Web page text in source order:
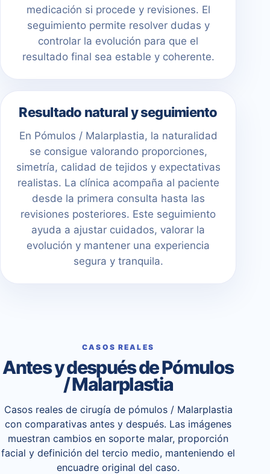
medicación si procede y revisiones. El
seguimiento permite resolver dudas y
controlar la evolución para que el
resultado final sea estable y coherente.
Resultado natural y seguimiento
En Pómulos / Malarplastia, la naturalidad
se consigue valorando proporciones,
simetría, calidad de tejidos y expectativas
realistas. La clínica acompaña al paciente
desde la primera consulta hasta las
revisiones posteriores. Este seguimiento
ayuda a ajustar cuidados, valorar la
evolución y mantener una experiencia
segura y tranquila.
CASOS REALES
Antes y después de Pómulos
/ Malarplastia
Casos reales de cirugía de pómulos / Malarplastia
con comparativas antes y después. Las imágenes
muestran cambios en soporte malar, proporción
facial y definición del tercio medio, manteniendo el
encuadre original del caso.